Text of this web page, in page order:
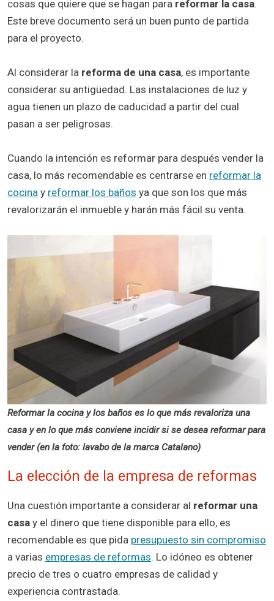
cosas que quiere que se hagan para reformar la casa.
Este breve documento será un buen punto de partida
para el proyecto.
Al considerar la reforma de una casa, es importante
considerar su antigüedad. Las instalaciones de luz y
agua tienen un plazo de caducidad a partir del cual
pasan a ser peligrosas.
Cuando la intención es reformar para después vender la
casa, lo más recomendable es centrarse en reformar la
cocina y reformar los baños ya que son los que más
revalorizarán el inmueble y harán más fácil su venta.
Reformar la cocina y los baños es lo que más revaloriza una
casa y en lo que más conviene incidir si se desea reformar para
vender (en la foto: lavabo de la marca Catalano)
La elección de la empresa de reformas
Una cuestión importante a considerar al reformar una
casa y el dinero que tiene disponible para ello, es
recomendable es que pida presupuesto sin compromiso
a varias empresas de reformas. Lo idóneo es obtener
precio de tres o cuatro empresas de calidad y
experiencia contrastada.